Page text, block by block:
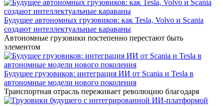
Будущее автономных грузовиков: как Tesla, Volvo и Scania
создают интеллектуальные караваны
Автономные грузовики постепенно перестают быть
элементом
Будущее грузовиков: интеграция ИИ от Scania и Tesla в
автономные модели нового поколения
Транспортная отрасль переживает революцию благодаря